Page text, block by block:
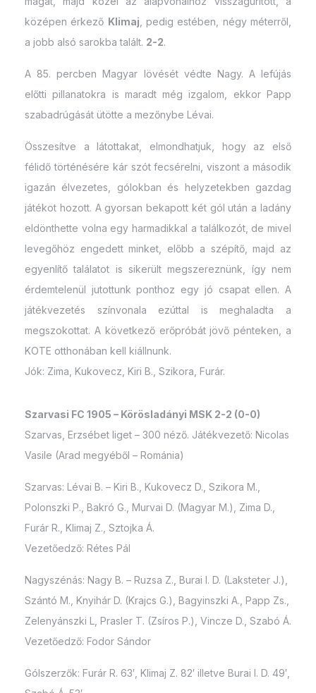
középen érkező Klimaj, pedig estében, négy méterről,
a jobb alsó sarokba talált. 2-2.
A 85. percben Magyar lövését védte Nagy. A lefújás
előtti pillanatokra is maradt még izgalom, ekkor Papp
szabadrúgását ütötte a mezőnybe Lévai.
Összesítve a látottakat, elmondhatjuk, hogy az első
félidő történésére kár szót fecsérelni, viszont a második
igazán élvezetes, gólokban és helyzetekben gazdag
játékot hozott. A gyorsan bekapott két gól után a ladány
eldönthette volna egy harmadikkal a találkozót, de mivel
levegőhöz engedett minket, előbb a szépítő, majd az
egyenlítő találatot is sikerült megszereznünk, így nem
érdemtelenül jutottunk ponthoz egy jó csapat ellen. A
játékvezetés színvonala ezúttal is meghaladta a
megszokottat. A következő erőpróbát jövő pénteken, a
KOTE otthonában kell kiállnunk.
Jók: Zima, Kukovecz, Kiri B., Szikora, Furár.
Szarvasi FC 1905 – Körösladányi MSK 2-2 (0-0)
Szarvas, Erzsébet liget – 300 néző. Játékvezető: Nicolas
Vasile (Arad megyéből – Románia)
Szarvas: Lévai B. – Kiri B., Kukovecz D., Szikora M.,
Polonszki P., Bakró G., Murvai D. (Magyar M.), Zima D.,
Furár R., Klimaj Z., Sztojka Á.
Vezetőedző: Rétes Pál
Nagyszénás: Nagy B. – Ruzsa Z., Burai I. D. (Laksteter J.),
Szántó M., Knyihár D. (Krajcs G.), Bagyinszki A., Papp Zs.,
Zelenyánszki L, Prasler T. (Zsíros P.), Vincze D., Szabó Á.
Vezetőedző: Fodor Sándor
Gólszerzők: Furár R. 63′, Klimaj Z. 82′ illetve Burai I. D. 49′,